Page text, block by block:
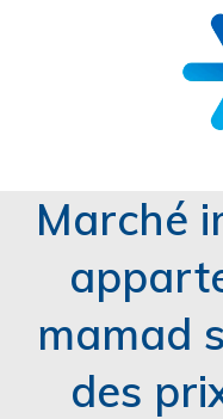
Marché
mamad
des